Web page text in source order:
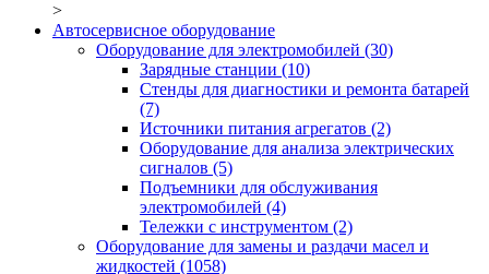
>
Автосервисное оборудование
Оборудование для электромобилей (30)
Зарядные станции (10)
Стенды для диагностики и ремонта батарей
(7)
Источники питания агрегатов (2)
Оборудование для анализа электрических
сигналов (5)
Подъемники для обслуживания
электромобилей (4)
Тележки с инструментом (2)
Оборудование для замены и раздачи масел и
жидкостей (1058)